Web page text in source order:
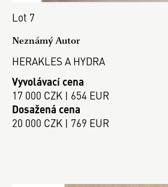
Lot 7
Neznámý Autor
HERAKLES A HYDRA
Vyvolávací cena
17 000 CZK | 654 EUR
Dosažená cena
20 000 CZK | 769 EUR